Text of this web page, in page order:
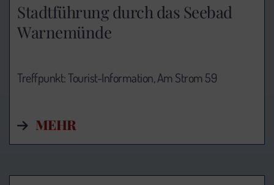
Stadtführung durch das Seebad
Warnemünde
Treffpunkt: Tourist-Information,Am Strom 59
MEHR